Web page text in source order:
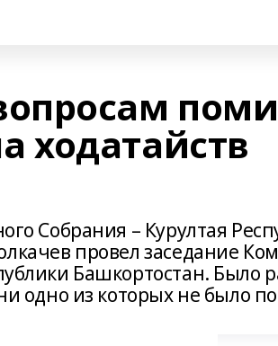
ходатайств
Собрания – Курултая
провел заседание
Башкортостан. Было
одно из которых не было